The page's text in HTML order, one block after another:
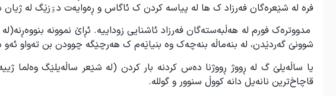
فرە لە شێعرەگان فەرزاد ک ها لە پیاسە کردن ک ئاگاس و ڕەوایەت دۊزێگ لە ژیان
مدووترەک فورم لە هەڵبەستەگان فەرزاد ئاشنایی زوداییە. ئڕاێ نموونە
شوونێ گەردێدن، لە بنەماڵە بنەچەک وە بنیاێەم ک هەرچێگە چوودن بن تەواو ئەو
یا ساڵەیلێ گ لە ڕووژ ڕووژنا دەس کردنە بار کردن (لە شێعر ساڵەیلێگ وەلما
قاچاخ‌ترین نانەیل دانە کووڵ سنوور و گوللە.